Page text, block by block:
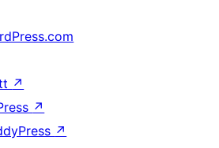
↗
↗
↗